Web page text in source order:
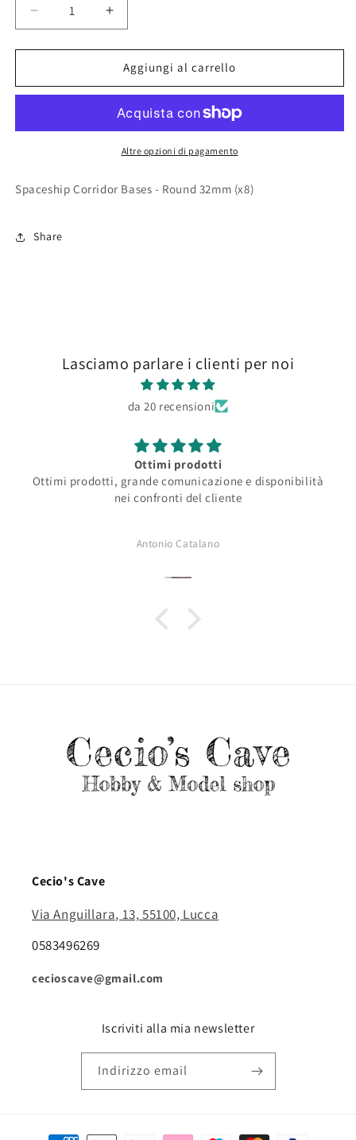
Diminuisci
quantità
per
Corridor
Round
Aumenta
quantità
per
Spaceship
Corridor
Round
32mm
Aggiungi al carrello
Altre opzioni di pagamento
Spaceship Corridor Bases - Round 32mm (x8)
Share
Lasciamo parlare i clienti per noi
da 20 recensioni
Ottimi prodotti
Ottimi prodotti, grande comunicazione e disponibilità
nei confronti del cliente
Antonio Catalano
Cecio's Cave
Via Anguillara, 13, 55100, Lucca
0583496269
cecioscave@gmail.com
Iscriviti alla mia newsletter
Indirizzo email
Metodi